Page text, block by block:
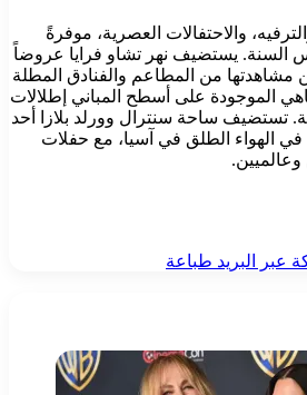
والاحتفالات العصرية، موفرةً
السنة. يستضيف نهر تشاو فرايا عروضاً
مشاهدتها من المطاعم والفنادق المطلة
الموجودة على أسطح المباني إطلالات
تستضيف ساحة سنترال وورلد بلازا أحد
في الهواء الطلق في آسيا، مع حفلات
وعالميين.
عبر البريد طباعة